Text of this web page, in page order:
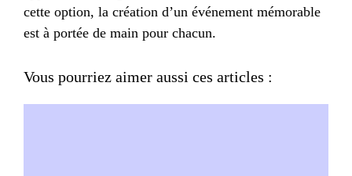
cette option, la création d’un événement mémorable
est à portée de main pour chacun.
Vous pourriez aimer aussi ces articles :